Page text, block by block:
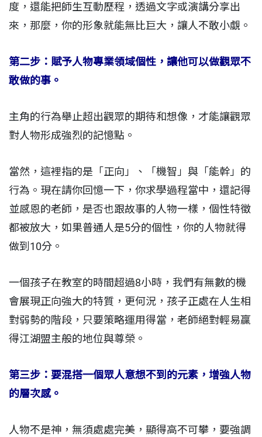
度，還能把師生互動歷程，透過文字或演講分享出
來，那麼，你的形象就能無比巨大，讓人不敢小覷。
第二步：賦予人物專業領域個性，讓他可以做觀眾不
敢做的事。
主角的行為舉止超出觀眾的期待和想像，才能讓觀眾
對人物形成強烈的記憶點。
當然，這裡指的是「正向」、「機智」與「能幹」的
行為。現在請你回憶一下，你求學過程當中，還記得
並感恩的老師，是否也跟故事的人物一樣，個性特徵
都被放大，如果普通人是5分的個性，你的人物就得
做到10分。
一個孩子在教室的時間超過8小時，我們有無數的機
會展現正向強大的特質，更何況，孩子正處在人生相
對弱勢的階段，只要策略運用得當，老師絕對輕易贏
得江湖盟主般的地位與尊榮。
第三步：要混搭一個眾人意想不到的元素，增強人物
的層次感。
人物不是神，無須處處完美，顯得高不可攀，要強調